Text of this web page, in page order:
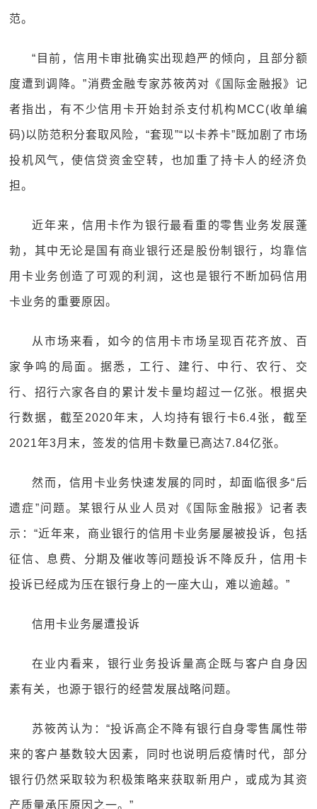
范。
“目前，信用卡审批确实出现趋严的倾向，且部分额
度遭到调降。”消费金融专家苏筱芮对《国际金融报》记
者指出，有不少信用卡开始封杀支付机构MCC(收单编
码)以防范积分套取风险，“套现”“以卡养卡”既加剧了市场
投机风气，使信贷资金空转，也加重了持卡人的经济负
担。
近年来，信用卡作为银行最看重的零售业务发展蓬
勃，其中无论是国有商业银行还是股份制银行，均靠信
用卡业务创造了可观的利润，这也是银行不断加码信用
卡业务的重要原因。
从市场来看，如今的信用卡市场呈现百花齐放、百
家争鸣的局面。据悉，工行、建行、中行、农行、交
行、招行六家各自的累计发卡量均超过一亿张。根据央
行数据，截至2020年末，人均持有银行卡6.4张，截至
2021年3月末，签发的信用卡数量已高达7.84亿张。
然而，信用卡业务快速发展的同时，却面临很多“后
遗症”问题。某银行从业人员对《国际金融报》记者表
示：“近年来，商业银行的信用卡业务屡屡被投诉，包括
征信、息费、分期及催收等问题投诉不降反升，信用卡
投诉已经成为压在银行身上的一座大山，难以逾越。”
信用卡业务屡遭投诉
在业内看来，银行业务投诉量高企既与客户自身因
素有关，也源于银行的经营发展战略问题。
苏筱芮认为：“投诉高企不降有银行自身零售属性带
来的客户基数较大因素，同时也说明后疫情时代，部分
银行仍然采取较为积极策略来获取新用户，或成为其资
产质量承压原因之一。”